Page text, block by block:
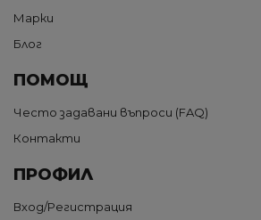
Марки
Блог
ПОМОЩ
Често задавани въпроси (FAQ)
Контакти
ПРОФИЛ
Вход/Регистрация